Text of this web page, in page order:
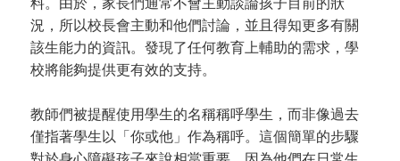
況，所以校長會主動和他們討論，並且得知更多有關
該生能力的資訊。發現了任何教育上輔助的需求，學
校將能夠提供更有效的支持。
教師們被提醒使用學生的名稱稱呼學生，而非像過去
僅指著學生以「你或他」作為稱呼。這個簡單的步驟